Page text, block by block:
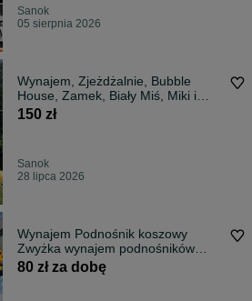
Sanok
05 sierpnia 2026
Wynajem, Zjeżdżalnie, Bubble
House, Zamek, Biały Miś, Miki i
Mini
150 zł
Sanok
28 lipca 2026
Wynajem Podnośnik koszowy
Zwyżka wynajem podnośników
koszowych zwyżki
80 zł za dobę